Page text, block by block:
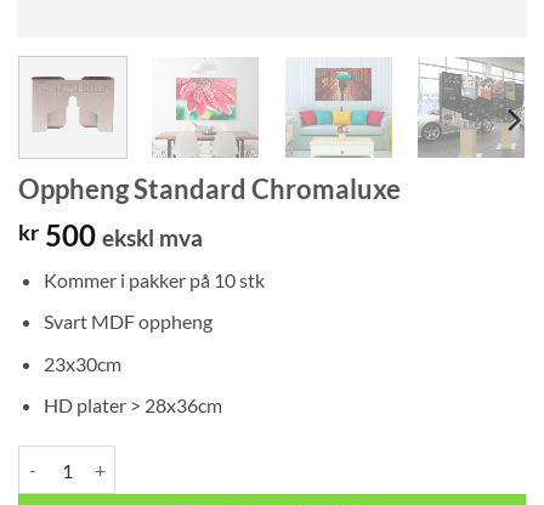
Oppheng Standard Chromaluxe
kr 500 ekskl mva
Kommer i pakker på 10 stk
Svart MDF oppheng
23x30cm
HD plater > 28x36cm